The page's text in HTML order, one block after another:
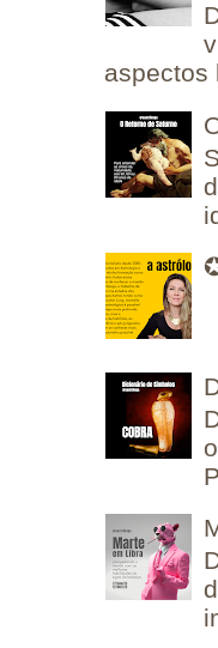
aspectos